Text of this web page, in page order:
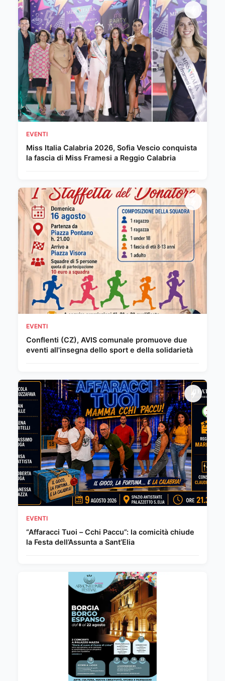
EVENTI
Miss Italia Calabria 2026, Sofia Vescio conquista
la fascia di Miss Framesi a Reggio Calabria
EVENTI
Conflenti (CZ), AVIS comunale promuove due
eventi all'insegna dello sport e della solidarietà
EVENTI
“Affaracci Tuoi – Cchi Paccu”: la comicità chiude
la Festa dell’Assunta a Sant’Elia